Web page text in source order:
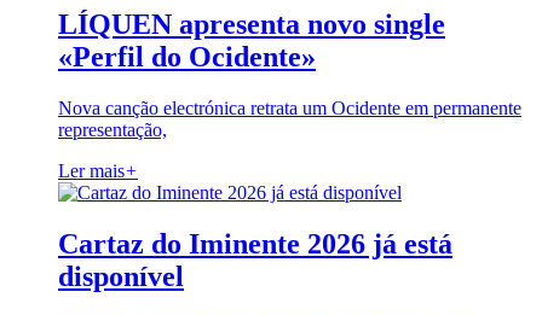
LÍQUEN apresenta novo single
«Perfil do Ocidente»
Nova canção electrónica retrata um Ocidente em permanente
representação,
Ler mais+
Cartaz do Iminente 2026 já está
disponível